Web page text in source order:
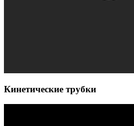
Кинетические трубки